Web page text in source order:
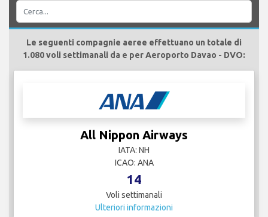
Le seguenti compagnie aeree effettuano un totale di
1.080 voli settimanali da e per Aeroporto Davao - DVO:
All Nippon Airways
IATA: NH
ICAO: ANA
14
Voli settimanali
Ulteriori informazioni